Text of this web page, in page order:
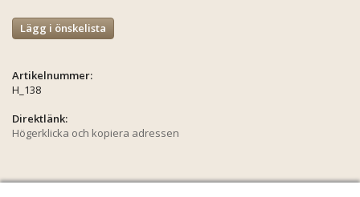
Lägg i önskelista
Artikelnummer:
H_138
Direktlänk:
Högerklicka och kopiera adressen